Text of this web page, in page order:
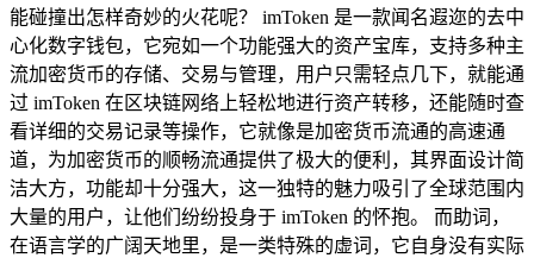
能碰撞出怎样奇妙的火花呢？ imToken 是一款闻名遐迩的去中
心化数字钱包，它宛如一个功能强大的资产宝库，支持多种主
流加密货币的存储、交易与管理，用户只需轻点几下，就能通
过 imToken 在区块链网络上轻松地进行资产转移，还能随时查
看详细的交易记录等操作，它就像是加密货币流通的高速通
道，为加密货币的顺畅流通提供了极大的便利，其界面设计简
洁大方，功能却十分强大，这一独特的魅力吸引了全球范围内
大量的用户，让他们纷纷投身于 imToken 的怀抱。 而助词，
在语言学的广阔天地里，是一类特殊的虚词，它自身没有实际